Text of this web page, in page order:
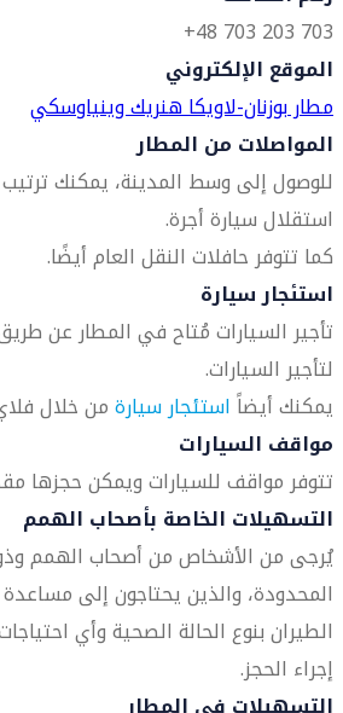
703 203 703 48+
الموقع الإلكتروني
مطار بوزنان-لاويكا هنريك وينياوسكي
المواصلات من المطار
للوصول إلى وسط المدينة، يمكنك
استقلال سيارة أجرة.
كما تتوفر حافلات النقل العام أيضًا.
استئجار سيارة
تأجير السيارات مُتاح في المطار عن
لتأجير السيارات.
يمكنك أيضاًاستئجار سيارةمن خلال
مواقف السيارات
تتوفر مواقف للسيارات ويمكن حجزها
التسهيلات الخاصة بأصحاب الهمم
يُرجى من الأشخاص من أصحاب الهمم
المحدودة، والذين يحتاجون إلى
الطيران بنوع الحالة الصحية وأي
إجراء الحجز.